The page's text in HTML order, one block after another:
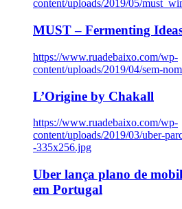
content/uploads/2019/05/
MUST – Fermenting
https://www.ruadebaixo.com/wp-
content/uploads/2019/04/sem-
L’Origine by Chakall
https://www.ruadebaixo.com/wp-
content/uploads/2019/03/uber-
-335x256.jpg
Uber lança plano de
em Portugal